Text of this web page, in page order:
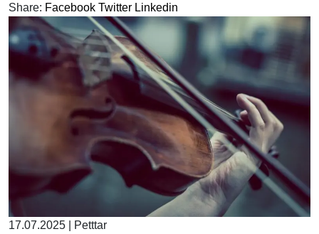
Share: Facebook Twitter Linkedin
17.07.2025 Petttar